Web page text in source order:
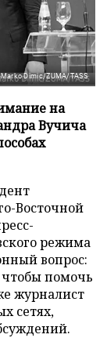
Dimic/ZUMA/TASS
на
Вучича
Восточной
режима
вопрос:
помочь
журналист
сетях,